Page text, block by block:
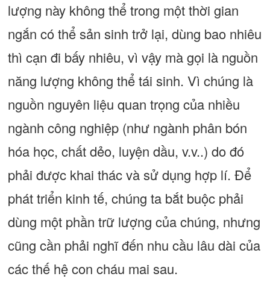
lượng này không thể trong một thời gian
ngắn có thể sản sinh trở lại, dùng bao nhiêu
thì cạn đi bấy nhiêu, vì vậy mà gọi là nguồn
năng lượng không thể tái sinh. Vì chúng là
nguồn nguyên liệu quan trọng của nhiều
ngành công nghiệp (như ngành phân bón
hóa học, chất dẻo, luyện dầu, v.v..) do đó
phải được khai thác và sử dụng hợp lí. Để
phát triển kinh tế, chúng ta bắt buộc phải
dùng một phần trữ lượng của chúng, nhưng
cũng cần phải nghĩ đến nhu cầu lâu dài của
các thế hệ con cháu mai sau.